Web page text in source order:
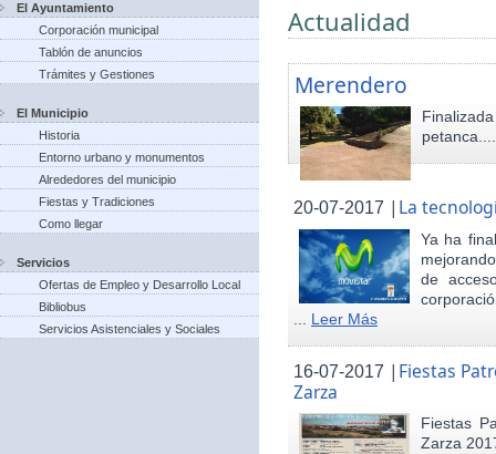
El Ayuntamiento
Corporación municipal
Tablón de anuncios
Trámites y Gestiones
El Municipio
Historia
Entorno urbano y monumentos
Alrededores del municipio
Fiestas y Tradiciones
Como llegar
Servicios
Ofertas de Empleo y Desarrollo Local
Bibliobus
Servicios Asistenciales y Sociales
Actualidad
Merendero
20-07-2017 | La
Ya ha
de
Leer Más
16-07-2017 | Fiestas
Zarza
Fiestas
Zarza